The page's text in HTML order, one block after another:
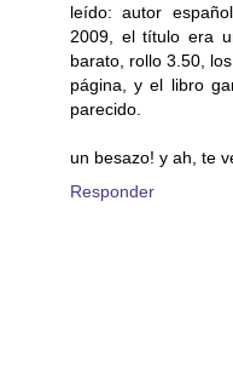
leído: autor
2009, el título era
barato, rollo 3.50,
página, y el libro
parecido.
un besazo! y ah, te
Responder